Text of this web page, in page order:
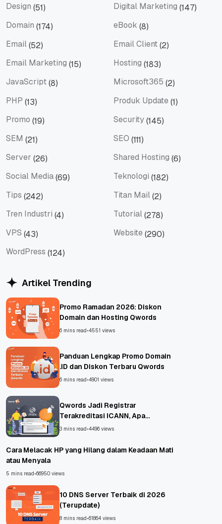
Design (51) Digital Marketing (147)
Domain (174) eBook (8)
Email(52) Email Client(2)
Email Marketing (15) Hosting (183)
JavaScript(8) Microsoft365 (2)
PHP (13) Produk Update (1)
Promo (19) Security(145)
SEM (21) SEO (111)
Server (26) Shared Hosting (6)
Social Media(69) Teknologi (182)
Tips (242) Titan Mail(2)
Tren Industri (4) Tutorial(278)
VPS (43) Website (290)
WordPress (124)
Artikel Trending
Promo Ramadan 2026: Diskon
Domain dan Hosting Qwords
6 mins read•4551 views
Panduan Lengkap Promo Domain
.ID dan Diskon Terbaru Qwords
6 mins read•4901 views
Qwords Jadi Registrar
Terakreditasi ICANN, Apa
Untungnya?
3 mins read•4496 views
Cara Melacak HP yang Hilang dalam Keadaan Mati
atau Menyala
5 mins read•66950 views
10 DNS Server Terbaik di 2026
(Terupdate)
8 mins read•61864 views